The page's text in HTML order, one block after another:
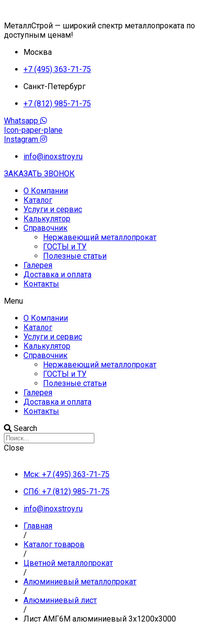
МеталлСтрой — широкий спектр металлопроката по
доступным ценам!
Москва
+7 (495) 363-71-75
Санкт-Петербург
+7 (812) 985-71-75
Whatsapp
Icon-paper-plane
Instagram
info@inoxstroy.ru
ЗАКАЗАТЬ ЗВОНОК
О Компании
Каталог
Услуги и сервис
Калькулятор
Справочник
Нержавеющий металлопрокат
ГОСТЫ и ТУ
Полезные статьи
Галерея
Доставка и оплата
Контакты
Menu
О Компании
Каталог
Услуги и сервис
Калькулятор
Справочник
Нержавеющий металлопрокат
ГОСТЫ и ТУ
Полезные статьи
Галерея
Доставка и оплата
Контакты
Search
Close
Мск: +7 (495) 363-71-75
СПб: +7 (812) 985-71-75
info@inoxstroy.ru
Главная
/
Каталог товаров
/
Цветной металлопрокат
/
Алюминиевый металлопрокат
/
Алюминиевый лист
/
Лист АМГ6М алюминиевый 3х1200х3000